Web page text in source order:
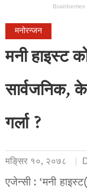
मनोरन्जन
मनी हाइस्ट
सार्वजनिक,
गर्ला ?
मङि्सर १०, २०७८
एजेन्सी : ‘मनी